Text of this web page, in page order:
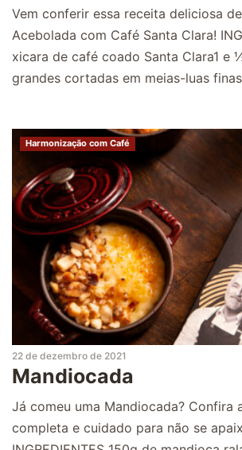
Vem conferir essa receita deliciosa
Acebolada com Café Santa Clara!
xicara de café coado Santa Clara1 e
grandes cortadas em meias-luas
Harmonização com Café
22 de dezembro de 2021
Mandiocada
Já comeu uma Mandiocada? Confira
completa e cuidado para não se